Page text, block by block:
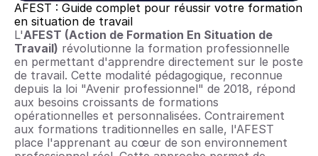
AFEST : Guide complet pour réussir votre formation
en situation de travail
L'AFEST (Action de Formation En Situation de
Travail) révolutionne la formation professionnelle
en permettant d'apprendre directement sur le poste
de travail. Cette modalité pédagogique, reconnue
depuis la loi "Avenir professionnel" de 2018, répond
aux besoins croissants de formations
opérationnelles et personnalisées. Contrairement
aux formations traditionnelles en salle, l'AFEST
place l'apprenant au cœur de son environnement